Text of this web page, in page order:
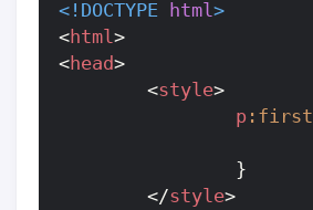
<!DOCTYPE html>
<html>
<head>
<style>
p :first
</style>